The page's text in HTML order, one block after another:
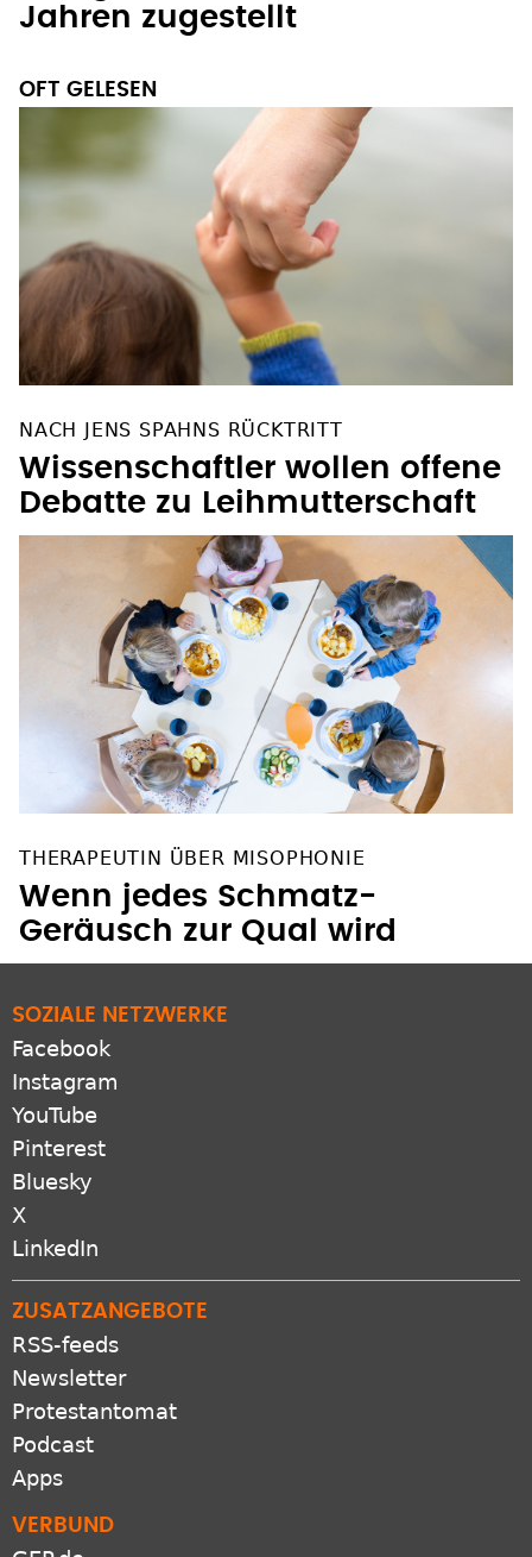
Jahren zugestellt
OFT GELESEN
NACH JENS SPAHNS RÜCKTRITT
Wissenschaftler wollen offene
Debatte zu Leihmutterschaft
THERAPEUTIN ÜBER MISOPHONIE
Wenn jedes Schmatz-
Geräusch zur Qual wird
SOZIALE NETZWERKE
Facebook
Instagram
YouTube
Pinterest
Bluesky
X
LinkedIn
ZUSATZANGEBOTE
RSS-feeds
Newsletter
Protestantomat
Podcast
Apps
VERBUND